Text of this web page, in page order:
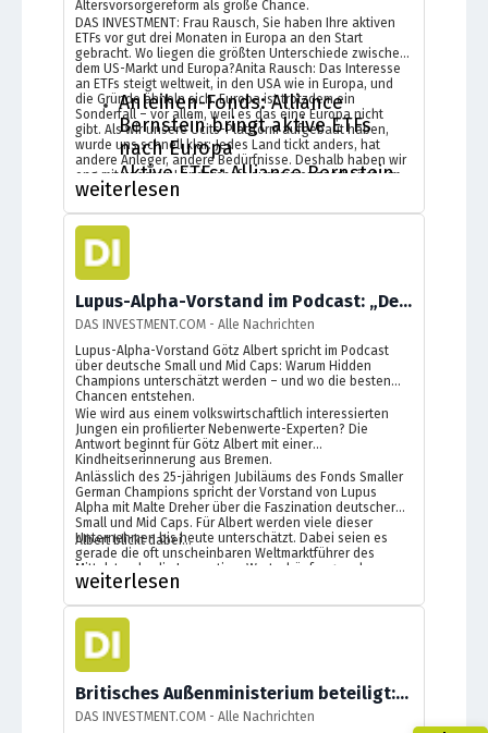
Altersvorsorgereform als große Chance.
DAS INVESTMENT: Frau Rausch, Sie haben Ihre aktiven
ETFs vor gut drei Monaten in Europa an den Start
gebracht. Wo liegen die größten Unterschiede zwischen
dem US-Markt und Europa?Anita Rausch: Das Interesse
an ETFs steigt weltweit, in den USA wie in Europa, und
die Gründe ähneln sich. Europa ist trotzdem ein
Sonderfall – vor allem, weil es das eine Europa nicht
gibt. Als wir unsere Ucits-Plattform aufgebaut haben,
wurde uns schnell klar: Jedes Land tickt anders, hat
andere Anleger, andere Bedürfnisse. Deshalb haben wir
eng mit unseren Länderchefs zusammengearbeitet, um
zu verstehen, was...In Verbindung stehende
Anleihen-Fonds: Alliance
Bernstein bringt aktive ETFs
nach Europa
Aktive ETFs: Alliance Bernstein
bringt zwei neue aktive Aktien-
ETFs nach Europa
weiterlesen
Lupus-Alpha-Vorstand im Podcast: „Der Begriff Nebenwerte ist fast eine Beleidigung“ – Götz Albert über Deutschlands Hidden Champions
DAS INVESTMENT.COM - Alle Nachrichten
Lupus-Alpha-Vorstand Götz Albert spricht im Podcast
über deutsche Small und Mid Caps: Warum Hidden
Champions unterschätzt werden – und wo die besten
Chancen entstehen.
Wie wird aus einem volkswirtschaftlich interessierten
Jungen ein profilierter Nebenwerte-Experten? Die
Antwort beginnt für Götz Albert mit einer
Kindheitserinnerung aus Bremen.
Anlässlich des 25-jährigen Jubiläums des Fonds Smaller
German Champions spricht der Vorstand von Lupus
Alpha mit Malte Dreher über die Faszination deutscher
Small und Mid Caps. Für Albert werden viele dieser
Unternehmen bis heute unterschätzt. Dabei seien es
gerade die oft unscheinbaren Weltmarktführer des
Mittelstands, die Innovation, Wertschöpfung und
Wettbewerbsfähigkeit in Deutschland sichern.
Albert blickt dabei...
weiterlesen
Britisches Außenministerium beteiligt: L&G legt ETF für afrikanische Staatsanleihen auf
DAS INVESTMENT.COM - Alle Nachrichten